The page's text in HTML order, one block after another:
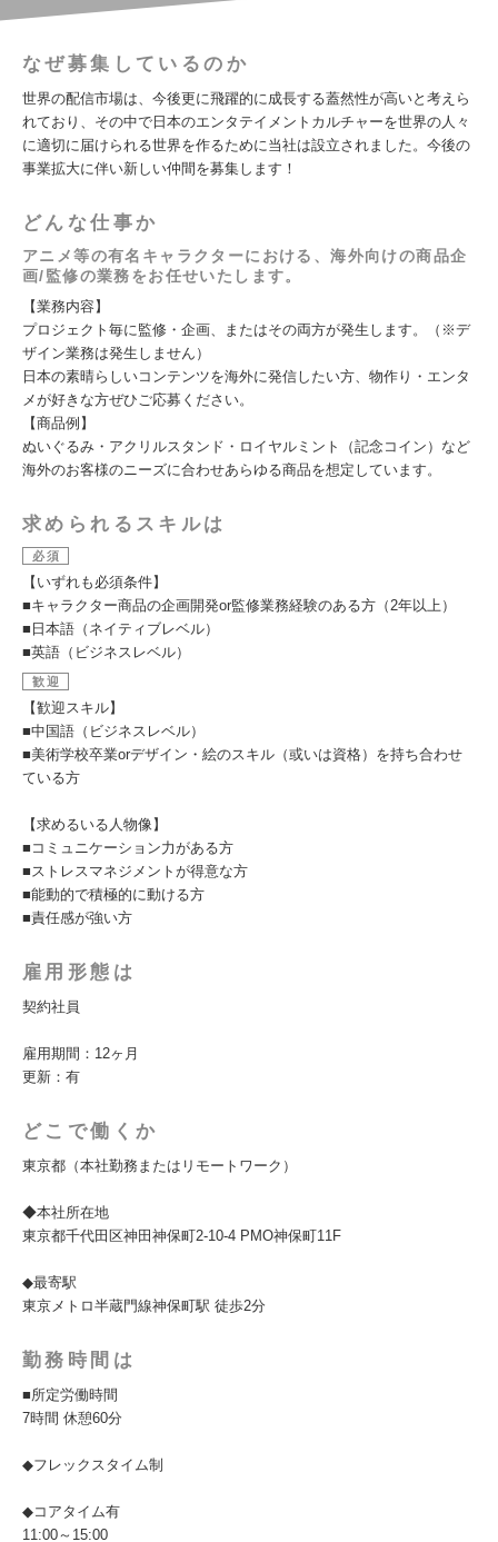
なぜ募集しているのか
世界の配信市場は、今後更に飛躍的に成長する蓋然性が高いと考えら
れており、その中で日本のエンタテイメントカルチャーを世界の人々
に適切に届けられる世界を作るために当社は設立されました。今後の
事業拡大に伴い新しい仲間を募集します！
どんな仕事か
アニメ等の有名キャラクターにおける、海外向けの商品企
画/監修の業務をお任せいたします。
【業務内容】
プロジェクト毎に監修・企画、またはその両方が発生します。（※デ
ザイン業務は発生しません）
日本の素晴らしいコンテンツを海外に発信したい方、物作り・エンタ
メが好きな方ぜひご応募ください。
【商品例】
ぬいぐるみ・アクリルスタンド・ロイヤルミント（記念コイン）など
海外のお客様のニーズに合わせあらゆる商品を想定しています。
求められるスキルは
必須
【いずれも必須条件】
■キャラクター商品の企画開発or監修業務経験のある方（2年以上）
■日本語（ネイティブレベル）
■英語（ビジネスレベル）
歓迎
【歓迎スキル】
■中国語（ビジネスレベル）
■美術学校卒業orデザイン・絵のスキル（或いは資格）を持ち合わせ
ている方
【求めるいる人物像】
■コミュニケーション力がある方
■ストレスマネジメントが得意な方
■能動的で積極的に動ける方
■責任感が強い方
雇用形態は
契約社員
雇用期間：12ヶ月
更新：有
どこで働くか
東京都（本社勤務またはリモートワーク）
◆本社所在地
東京都千代田区神田神保町2-10-4 PMO神保町11F
◆最寄駅
東京メトロ半蔵門線神保町駅 徒歩2分
勤務時間は
■所定労働時間
7時間 休憩60分
◆フレックスタイム制
◆コアタイム有
11:00～15:00